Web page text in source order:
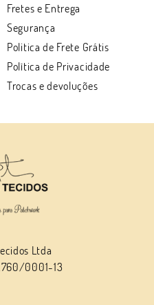
Fretes e Entrega
Segurança
Politica de Frete Grátis
Política de Privacidade
Trocas e devoluções
Ltda
0001-13